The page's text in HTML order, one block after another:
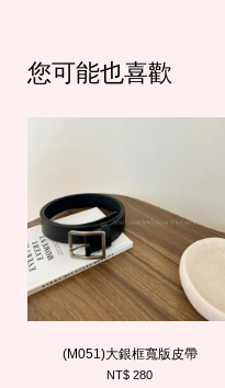
您可能也喜歡
(M051)大銀框寬版皮帶
NT$ 280